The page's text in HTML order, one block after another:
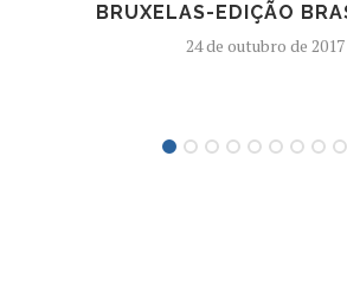
BRUXELAS-EDIÇÃO
24 de outubro de 2017